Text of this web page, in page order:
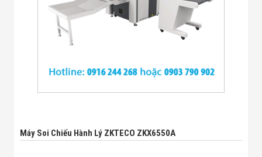
Phẩm Đóng Gói
Bị Ngành May
Kiện Điện Tử
Bị Ngành Giáo
Máy Soi Chiếu Hành Lý ZKTECO ZKX6550A